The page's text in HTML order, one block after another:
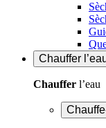
Chauffer
Chauffer l’eau